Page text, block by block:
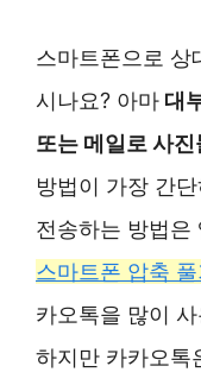
스마트폰으로 상
시나요? 아마 대
또는 메일로 사
방법이 가장 간
전송하는 방법은
스마트폰 압축 풀
카오톡을 많이
하지만 카카오톡